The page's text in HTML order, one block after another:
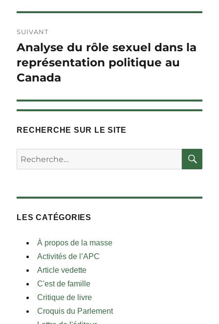
SUIVANT
Article
Suivant :
Analyse du rôle sexuel dans la
représentation politique au
Canada
RECHERCHE SUR LE SITE
Rechercher :
LES CATÉGORIES
À propos de la masse
Activités de l’APC
Article vedette
C'est de famille
Critique de livre
Croquis du Parlement